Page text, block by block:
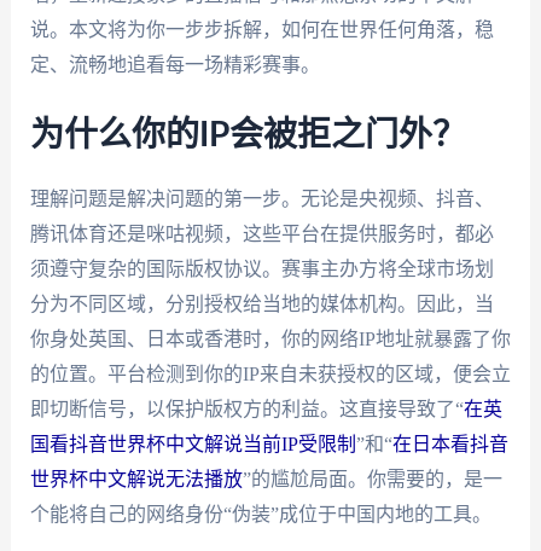
说。本文将为你一步步拆解，如何在世界任何角落，稳
定、流畅地追看每一场精彩赛事。
为什么你的IP会被拒之门外？
理解问题是解决问题的第一步。无论是央视频、抖音、
腾讯体育还是咪咕视频，这些平台在提供服务时，都必
须遵守复杂的国际版权协议。赛事主办方将全球市场划
分为不同区域，分别授权给当地的媒体机构。因此，当
你身处英国、日本或香港时，你的网络IP地址就暴露了你
的位置。平台检测到你的IP来自未获授权的区域，便会立
即切断信号，以保护版权方的利益。这直接导致了“在英
国看抖音世界杯中文解说当前IP受限制 ”和“在日本看抖音
世界杯中文解说无法播放”的尴尬局面。你需要的，是一
个能将自己的网络身份“伪装”成位于中国内地的工具。